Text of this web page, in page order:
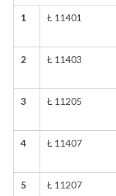
1 Ł 11401
2 Ł 11403
3 Ł 11205
4 Ł 11407
5 Ł 11207